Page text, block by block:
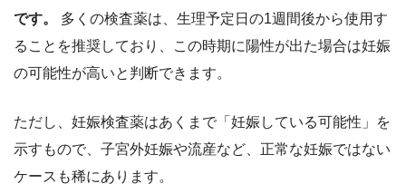
です。
多くの検査薬は、 生理予定日の1週間後から使用す
ることを推奨しており、この時期に陽性が出た場合は妊娠
の可能性が高いと判断できます。
ただし、妊娠検査薬はあくまで「妊娠している可能性」を
示すもので、子宮外妊娠や流産など、正常な妊娠ではない
ケースも稀にあります。